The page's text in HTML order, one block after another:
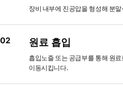
장비 내부에 진공압을 형성해 분
02 원료 흡입
흡입노즐 또는 공급부를 통해 원
이동시킵니다.